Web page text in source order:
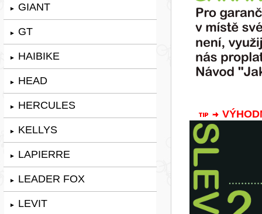
► GIANT
► GT
► HAIBIKE
► HEAD
► HERCULES
► KELLYS
► LAPIERRE
► LEADER FOX
► LEVIT